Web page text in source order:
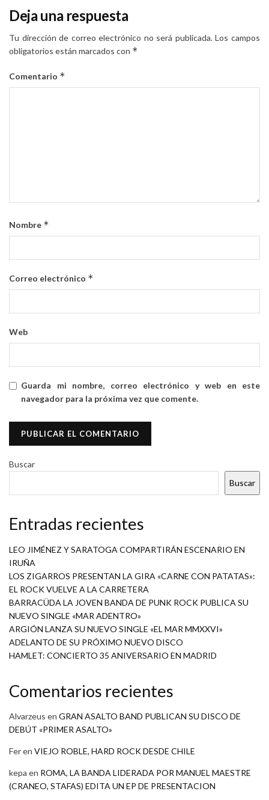
Deja una respuesta
Tu dirección de correo electrónico no será publicada. Los campos
obligatorios están marcados con *
Comentario *
Nombre *
Correo electrónico *
Web
Guarda mi nombre, correo electrónico y web en este
navegador para la próxima vez que comente.
Buscar
Buscar
Entradas recientes
LEO JIMÉNEZ Y SARATOGA COMPARTIRÁN ESCENARIO EN
IRUÑA
LOS ZIGARROS PRESENTAN LA GIRA «CARNE CON PATATAS»:
EL ROCK VUELVE A LA CARRETERA
BARRACÜDA LA JOVEN BANDA DE PUNK ROCK PUBLICA SU
NUEVO SINGLE «MAR ADENTRO»
ARGIÓN LANZA SU NUEVO SINGLE «EL MAR MMXXVI»
ADELANTO DE SU PRÓXIMO NUEVO DISCO
HAMLET: CONCIERTO 35 ANIVERSARIO EN MADRID
Comentarios recientes
Alvarzeus en GRAN ASALTO BAND PUBLICAN SU DISCO DE
DEBÚT «PRIMER ASALTO»
Feren VIEJO ROBLE, HARD ROCK DESDE CHILE
kepa en ROMA, LA BANDA LIDERADA POR MANUEL MAESTRE
(CRANEO, STAFAS) EDITA UN EP DE PRESENTACION